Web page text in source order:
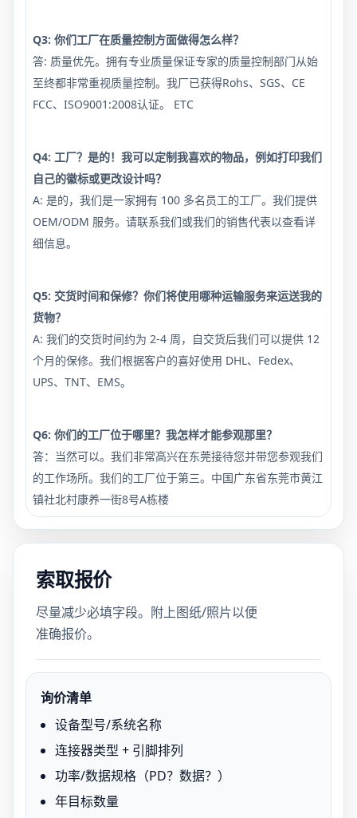
Q3: 你们工厂在质量控制方面做得怎么样？
答: 质量优先。拥有专业质量保证专家的质量控制部门从始
至终都非常重视质量控制。我厂已获得Rohs、SGS、CE
FCC、ISO9001:2008认证。 ETC
Q4: 工厂？是的！我可以定制我喜欢的物品，例如打印我们
自己的徽标或更改设计吗？
A: 是的，我们是一家拥有 100 多名员工的工厂。我们提供
OEM/ODM 服务。请联系我们或我们的销售代表以查看详
细信息。
Q5: 交货时间和保修？你们将使用哪种运输服务来运送我的
货物？
A: 我们的交货时间约为 2-4 周，自交货后我们可以提供 12
个月的保修。我们根据客户的喜好使用 DHL、Fedex、
UPS、TNT、EMS。
Q6: 你们的工厂位于哪里？我怎样才能参观那里？
答：当然可以。我们非常高兴在东莞接待您并带您参观我们
的工作场所。我们的工厂位于第三。中国广东省东莞市黄江
镇社北村康养一街8号A栋楼
索取报价
尽量减少必填字段。附上图纸/照片以便
准确报价。
询价清单
设备型号/系统名称
连接器类型 + 引脚排列
功率/数据规格（PD？数据？）
年目标数量